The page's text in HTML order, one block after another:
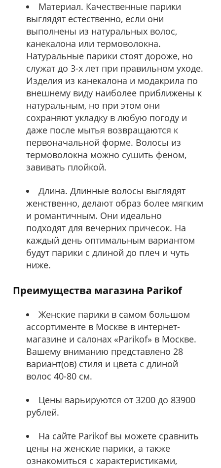
Материал. Качественные парики
выглядят естественно, если они
выполнены из натуральных волос,
канекалона или термоволокна.
Натуральные парики стоят дороже, но
служат до 3-х лет при правильном уходе.
Изделия из канекалона и модакрила по
внешнему виду наиболее приближены к
натуральным, но при этом они
сохраняют укладку в любую погоду и
даже после мытья возвращаются к
первоначальной форме. Волосы из
термоволокна можно сушить феном,
завивать плойкой.
Длина. Длинные волосы выглядят
женственно, делают образ более мягким
и романтичным. Они идеально
подходят для вечерних причесок. На
каждый день оптимальным вариантом
будут парики с длиной до плеч и чуть
ниже.
Преимущества магазина Parikof
Женские парики в самом большом
ассортименте в Москве в интернет-
магазине и салонах «Parikof» в Москве.
Вашему вниманию представлено 28
вариант(ов) стиля и цвета с длиной
волос 40-80 см.
Цены варьируются от 3200 до 83900
рублей.
На сайте Parikof вы можете сравнить
цены на женские парики, а также
ознакомиться с характеристиками,